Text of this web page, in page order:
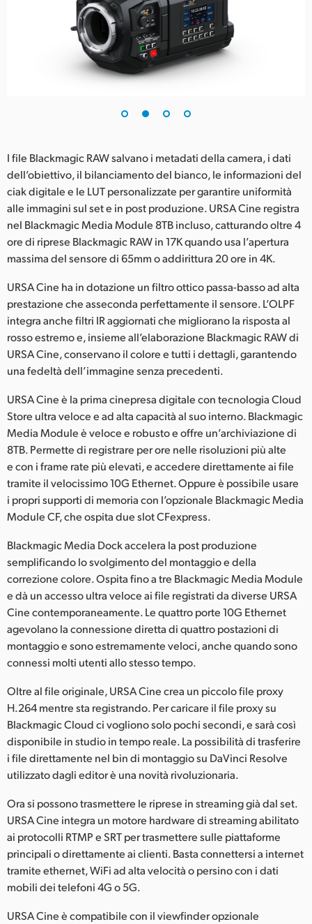
I file Blackmagic RAW salvano i metadati della camera, i dati
dell’obiettivo, il bilanciamento del bianco, le informazioni del
ciak digitale e le LUT personalizzate per garantire uniformità
alle immagini sul set e in post produzione. URSA Cine registra
nel Blackmagic Media Module 8TB incluso, catturando oltre 4
ore di riprese Blackmagic RAW in 17K quando usa l’apertura
massima del sensore di 65mm o addirittura 20 ore in 4K.
URSA Cine ha in dotazione un filtro ottico passa-basso ad alta
prestazione che asseconda perfettamente il sensore. L’OLPF
integra anche filtri IR aggiornati che migliorano la risposta al
rosso estremo e, insieme all’elaborazione Blackmagic RAW di
URSA Cine, conservano il colore e tutti i dettagli, garantendo
una fedeltà dell’immagine senza precedenti.
URSA Cine è la prima cinepresa digitale con tecnologia Cloud
Store ultra veloce e ad alta capacità al suo interno. Blackmagic
Media Module è veloce e robusto e offre un’archiviazione di
8TB. Permette di registrare per ore nelle risoluzioni più alte
e con i frame rate più elevati, e accedere direttamente ai file
tramite il velocissimo 10G Ethernet. Oppure è possibile usare
i propri supporti di memoria con l’opzionale Blackmagic Media
Module CF, che ospita due slot CFexpress.
Blackmagic Media Dock accelera la post produzione
semplificando lo svolgimento del montaggio e della
correzione colore. Ospita fino a tre Blackmagic Media Module
e dà un accesso ultra veloce ai file registrati da diverse URSA
Cine contemporaneamente. Le quattro porte 10G Ethernet
agevolano la connessione diretta di quattro postazioni di
montaggio e sono estremamente veloci, anche quando sono
connessi molti utenti allo stesso tempo.
Oltre al file originale, URSA Cine crea un piccolo file proxy
H.264 mentre sta registrando. Per caricare il file proxy su
Blackmagic Cloud ci vogliono solo pochi secondi, e sarà così
disponibile in studio in tempo reale. La possibilità di trasferire
i file direttamente nel bin di montaggio su DaVinci Resolve
utilizzato dagli editor è una novità rivoluzionaria.
Ora si possono trasmettere le riprese in streaming già dal set.
URSA Cine integra un motore hardware di streaming abilitato
ai protocolli RTMP e SRT per trasmettere sulle piattaforme
principali o direttamente ai clienti. Basta connettersi a internet
tramite ethernet, WiFi ad alta velocità o persino con i dati
mobili dei telefoni 4G o 5G.
URSA Cine è compatibile con il viewfinder opzionale